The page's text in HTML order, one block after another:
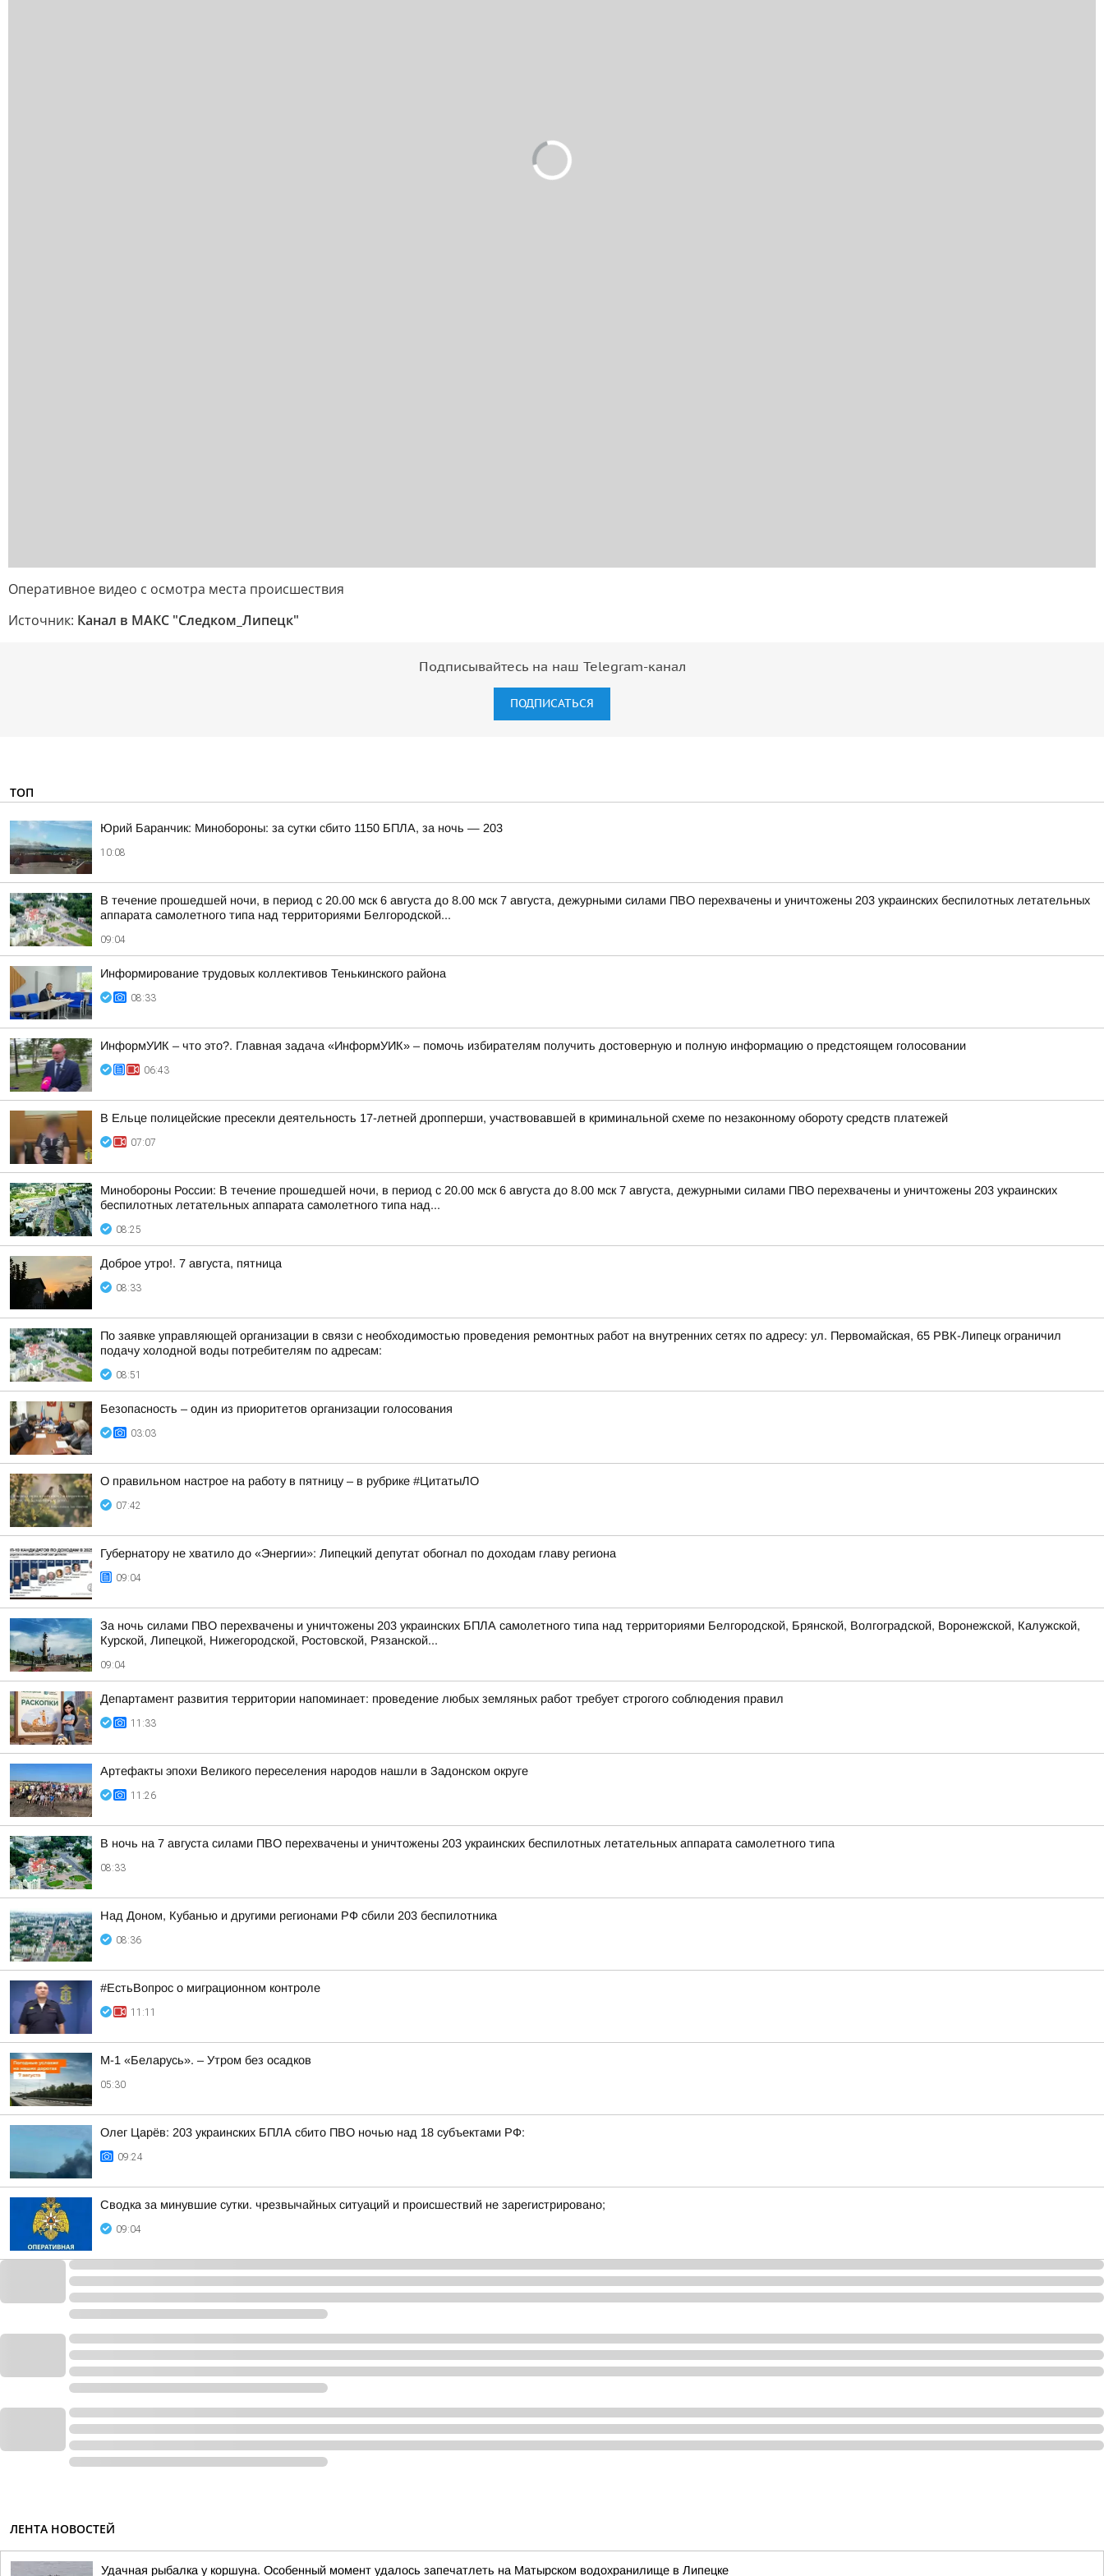
Оперативное видео с осмотра места происшествия
Источник: Канал в МАКС "Следком_Липецк"
Подписывайтесь на наш Telegram-канал
ПОДПИСАТЬСЯ
ТОП
Юрий Баранчик: Минобороны: за сутки сбито 1150 БПЛА, за ночь — 203
10:08
В течение прошедшей ночи, в период с 20.00 мск 6 августа до 8.00 мск 7 августа, дежурными силами ПВО перехвачены и уничтожены 203 украинских беспилотных летательных
аппарата самолетного типа над территориями Белгородской...
09:04
Информирование трудовых коллективов Тенькинского района
08:33
ИнформУИК – что это?. Главная задача «ИнформУИК» – помочь избирателям получить достоверную и полную информацию о предстоящем голосовании
06:43
В Ельце полицейские пресекли деятельность 17-летней дропперши, участвовавшей в криминальной схеме по незаконному обороту средств платежей
07:07
Минобороны России: В течение прошедшей ночи, в период с 20.00 мск 6 августа до 8.00 мск 7 августа, дежурными силами ПВО перехвачены и уничтожены 203 украинских
беспилотных летательных аппарата самолетного типа над...
08:25
Доброе утро!. 7 августа, пятница
08:33
По заявке управляющей организации в связи с необходимостью проведения ремонтных работ на внутренних сетях по адресу: ул. Первомайская, 65 РВК-Липецк ограничил
подачу холодной воды потребителям по адресам:
08:51
Безопасность – один из приоритетов организации голосования
03:03
О правильном настрое на работу в пятницу – в рубрике #ЦитатыЛО
07:42
Губернатору не хватило до «Энергии»: Липецкий депутат обогнал по доходам главу региона
09:04
За ночь силами ПВО перехвачены и уничтожены 203 украинских БПЛА самолетного типа над территориями Белгородской, Брянской, Волгоградской, Воронежской, Калужской,
Курской, Липецкой, Нижегородской, Ростовской, Рязанской...
09:04
Департамент развития территории напоминает: проведение любых земляных работ требует строгого соблюдения правил
11:33
Артефакты эпохи Великого переселения народов нашли в Задонском округе
11:26
В ночь на 7 августа силами ПВО перехвачены и уничтожены 203 украинских беспилотных летательных аппарата самолетного типа
08:33
Над Доном, Кубанью и другими регионами РФ сбили 203 беспилотника
08:36
#ЕстьВопрос о миграционном контроле
11:11
М-1 «Беларусь». – Утром без осадков
05:30
Олег Царёв: 203 украинских БПЛА сбито ПВО ночью над 18 субъектами РФ:
09:24
Сводка за минувшие сутки. чрезвычайных ситуаций и происшествий не зарегистрировано;
09:04
ЛЕНТА НОВОСТЕЙ
Удачная рыбалка у коршуна. Особенный момент удалось запечатлеть на Матырском водохранилище в Липецке